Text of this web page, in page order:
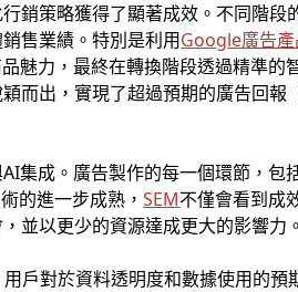
銷策略獲得了顯著成效。不同階段
售業績。特別是利用Google廣告
魅力，最終在轉換階段透過精準的
而出，實現了超過預期的廣告回報
集成。廣告製作的每一個環節，包
的進一步成熟，SEM不僅會看到成
並以更少的資源達成更大的影響力。
戶對於資料透明度和數據使用的